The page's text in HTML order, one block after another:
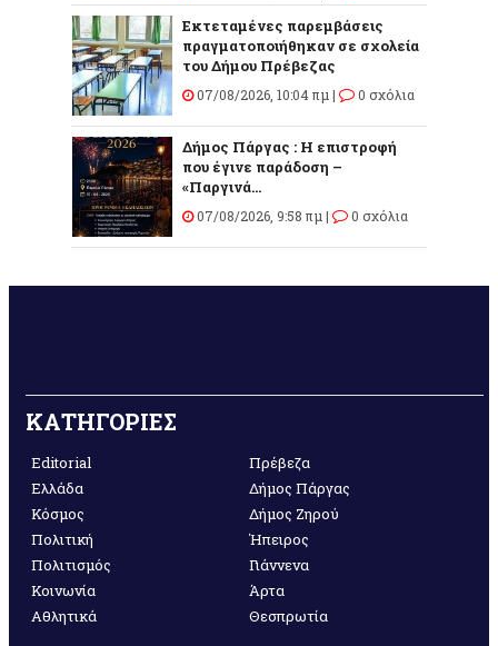
Εκτεταμένες παρεμβάσεις
πραγματοποιήθηκαν σε σχολεία
του Δήμου Πρέβεζας
07/08/2026, 10:04 πμ | 0 σχόλια
Δήμος Πάργας : Η επιστροφή
που έγινε παράδοση –
«Παργινά...
07/08/2026, 9:58 πμ | 0 σχόλια
ΚΑΤΗΓΟΡΙΕΣ
Editorial
Ελλάδα
Κόσμος
Πολιτική
Πολιτισμός
Κοινωνία
Αθλητικά
Πρέβεζα
Δήμος Πάργας
Δήμος Ζηρού
Ήπειρος
Γιάννενα
Άρτα
Θεσπρωτία